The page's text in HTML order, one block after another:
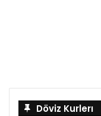
Döviz Kurlerı